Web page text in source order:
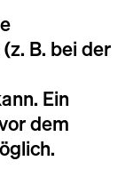
B. bei der
Ein
dem